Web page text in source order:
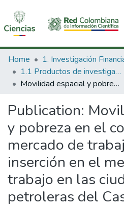
Communities & Collections
All of DSpace
Home
1.1 Productos de investigación
Movilidad espacial y pobreza en el contexto de un mercado de trabajo regional : inserción en el mercado de trabajo en las ciudades petroleras del Casanare
Publication:
y pobreza en el
mercado de
inserción en el
trabajo en las
petroleras del